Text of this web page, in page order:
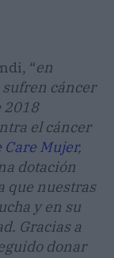
“en
cáncer
2018
el cáncer
Care Mujer,
dotación
que nuestras
y en su
Gracias a
donar